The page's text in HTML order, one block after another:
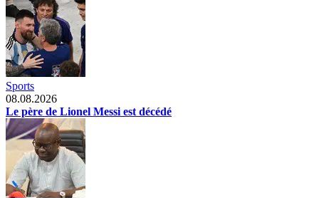
Sports
08.08.2026
Le père de Lionel Messi est décédé